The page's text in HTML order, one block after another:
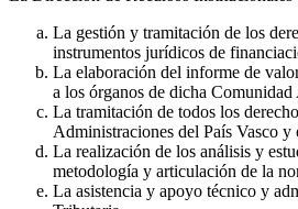
La gestión y tramitación de los
instrumentos jurídicos de
La elaboración del informe de
a los órganos de dicha
La tramitación de todos los
Administraciones del País Vasco
La realización de los análisis y
metodología y articulación de la
La asistencia y apoyo técnico y